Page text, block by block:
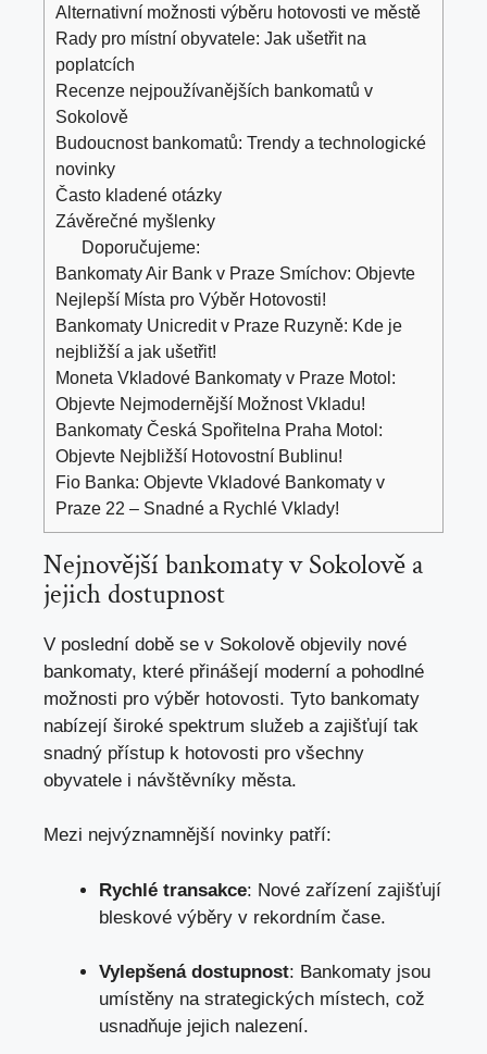
Alternativní možnosti výběru ‌hotovosti‍ ve městě
Rady pro‍ místní ⁢obyvatele: Jak ušetřit na​
poplatcích
Recenze nejpoužívanějších bankomatů v​
Sokolově
Budoucnost ‍bankomatů: Trendy a ‌technologické
novinky
Často kladené otázky
Závěrečné myšlenky
Doporučujeme:
Bankomaty Air Bank v Praze Smíchov: Objevte
Nejlepší Místa pro Výběr Hotovosti!
Bankomaty Unicredit v Praze Ruzyně: Kde je
nejbližší a jak ušetřit!
Moneta Vkladové Bankomaty v Praze Motol:
Objevte Nejmodernější Možnost Vkladu!
Bankomaty Česká Spořitelna Praha Motol:
Objevte Nejbližší Hotovostní Bublinu!
Fio Banka: Objevte Vkladové Bankomaty v
Praze 22 – Snadné a Rychlé Vklady!
Nejnovější⁢ bankomaty​ v Sokolově a
jejich dostupnost
V⁢ poslední době se v Sokolově objevily⁤ nové
⁢bankomaty, které přinášejí moderní a‌ pohodlné
možnosti pro výběr ⁢hotovosti. Tyto bankomaty
nabízejí široké spektrum služeb ​a zajišťují‍ tak
snadný​ přístup k hotovosti⁢ pro všechny
obyvatele i návštěvníky města.
Mezi ‍nejvýznamnější novinky patří:
Rychlé transakce: Nové zařízení zajišťují
bleskové⁢ výběry v rekordním čase.
Vylepšená dostupnost:⁤ Bankomaty jsou
umístěny na ⁣strategických ⁤místech, což
‍usnadňuje jejich ‌nalezení.